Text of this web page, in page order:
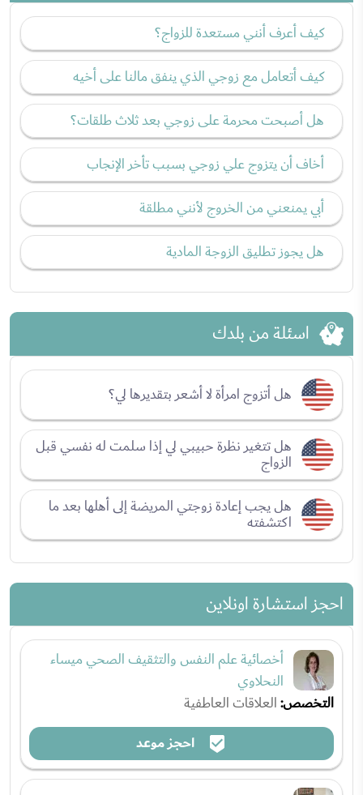
كيف أعرف أنني مستعدة للزواج؟
كيف أتعامل مع زوجي الذي ينفق مالنا على أخيه
هل أصبحت محرمة على زوجي بعد ثلاث طلقات؟
أخاف أن يتزوج علي زوجي بسبب تأخر الإنجاب
أبي يمنعني من الخروج لأنني مطلقة
هل يجوز تطليق الزوجة المادية
اسئلة من بلدك
هل أتزوج امرأة لا أشعر بتقديرها لي؟
هل تتغير نظرة حبيبي لي إذا سلمت له نفسي قبل
الزواج
هل يجب إعادة زوجتي المريضة إلى أهلها بعد ما
اكتشفته
احجز استشارة اونلاين
أخصائية علم النفس والتثقيف الصحي ميساء
النحلاوي
التخصص:العلاقات العاطفية
احجز موعد